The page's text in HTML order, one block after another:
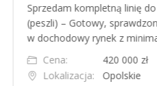
Sprzedam kompletną linię
(peszli) – Gotowy,
w dochodowy rynek z
Cena:
420 000 zł
Lokalizacja:
Opolskie